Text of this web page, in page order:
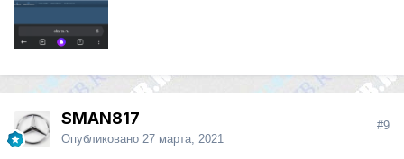
SMAN817
Опубликовано 27 марта, 2021
#9